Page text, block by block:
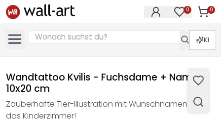
0 0
KI
Wandtattoo Kvilis - Fuchsdame + Name -
10x20 cm
Zauberhafte Tier-Illustration mit Wunschnamen für
das Kinderzimmer!